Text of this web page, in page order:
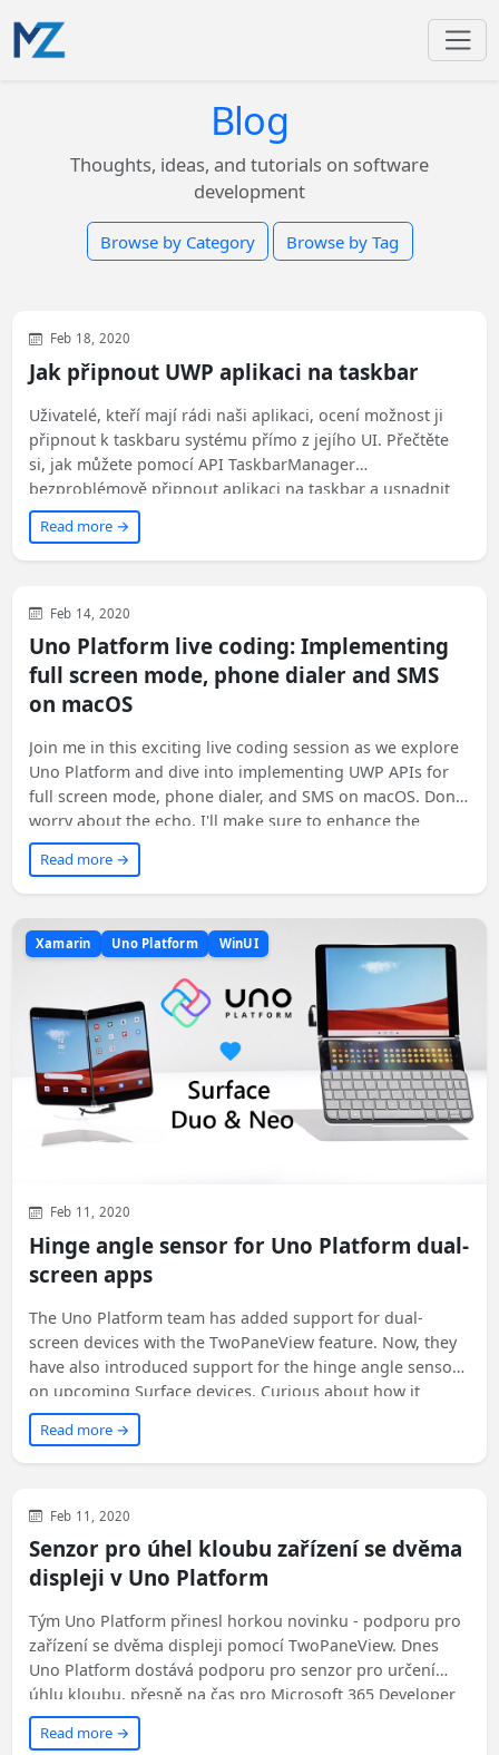
Blog
Thoughts, ideas, and tutorials on software
development
Browse by Category Browse by Tag
WinUIFeb 18, 2020
Jak připnout UWP aplikaci na taskbar
Uživatelé, kteří mají rádi naši aplikaci, ocení možnost ji
připnout k taskbaru systému přímo z jejího UI. Přečtěte
si, jak můžete pomocí API TaskbarManager
bezproblémově připnout aplikaci na taskbar a usnadnit
tak uživatelům rychlý přístup k ní.
Read more →
Uno Platform
Feb 14, 2020
Uno Platform live coding: Implementing
full screen mode, phone dialer and SMS
on macOS
Join me in this exciting live coding session as we explore
Uno Platform and dive into implementing UWP APIs for
full screen mode, phone dialer, and SMS on macOS. Don't
worry about the echo, I'll make sure to enhance the
recording settings for our next session. Get ready for
some incredible coding action! 🚀🎮
Read more →
Xamarin Uno Platform WinUI
Feb 11, 2020
Hinge angle sensor for Uno Platform dual-
screen apps
The Uno Platform team has added support for dual-
screen devices with the TwoPaneView feature. Now, they
have also introduced support for the hinge angle sensor
on upcoming Surface devices. Curious about how it
works? Read on to find out!
Read more →
Xamarin Uno Platform
Feb 11, 2020
Senzor pro úhel kloubu zařízení se dvěma
displeji v Uno Platform
Tým Uno Platform přinesl horkou novinku - podporu pro
zařízení se dvěma displeji pomocí TwoPaneView. Dnes
Uno Platform dostává podporu pro senzor pro určení
úhlu kloubu, přesně na čas pro Microsoft 365 Developer
Day! Jak to tedy funguje?
Read more →